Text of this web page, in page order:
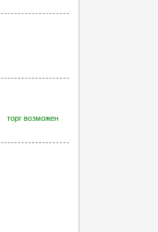
торг возможен